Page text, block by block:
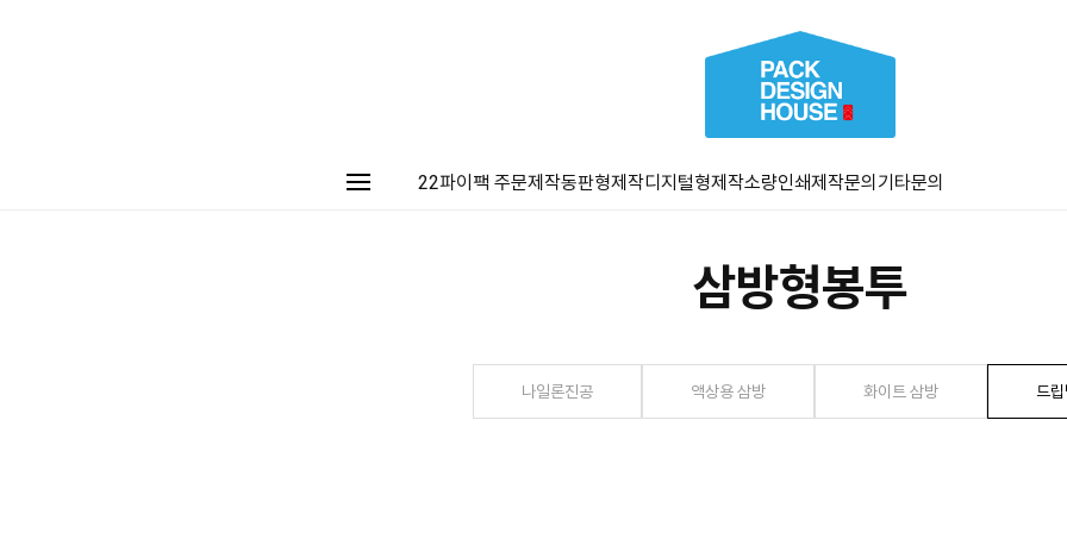
22파이팩 주문제작동판형제작디지털형제작소량인쇄제작문의 기타문의
삼방형봉투
나일론진공 액상용 삼방 화이트 삼방 드립